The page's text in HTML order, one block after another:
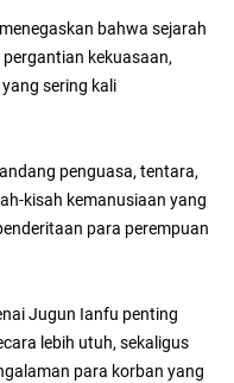
bahwa sejarah
kekuasaan,
sering kali
penguasa, tentara,
kisah kemanusiaan yang
para perempuan
Jugun Ianfu penting
lebih utuh, sekaligus
para korban yang